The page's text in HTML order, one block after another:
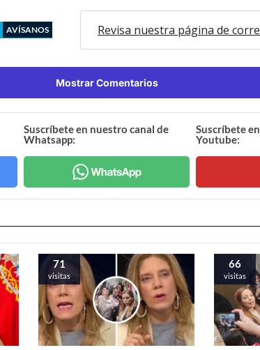
AVÍSANOS Revisa nuestra página de
Mostrar Comentarios
Suscríbete en nuestro canal de
Whatsapp:
Suscríbete
Youtube:
71
visitas
66
visitas